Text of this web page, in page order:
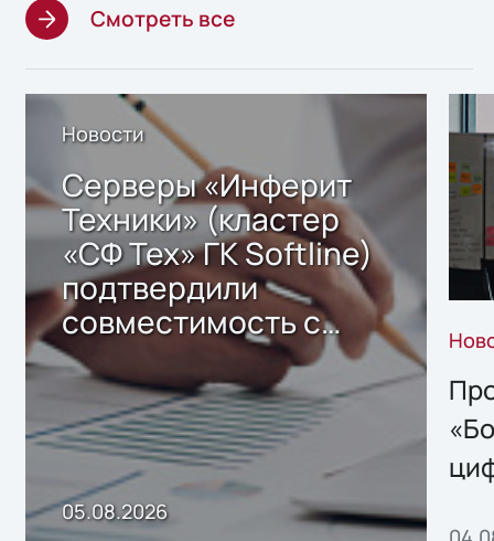
Смотреть все
Новости
Серверы «Инферит
Техники» (кластер
«СФ Тех» ГК Softline)
подтвердили
совместимость с
решением Sharx
Storage 2.x для
хранения данных
05.08.2026